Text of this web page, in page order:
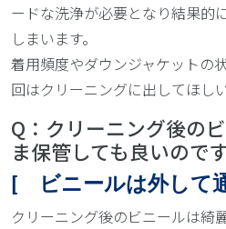
ードな洗浄が必要となり結果的
しまいます。
着用頻度やダウンジャケットの
回はクリーニングに出してほし
Q：クリーニング後の
ま保管しても良いので
[ ビニールは外して
クリーニング後のビニールは綺